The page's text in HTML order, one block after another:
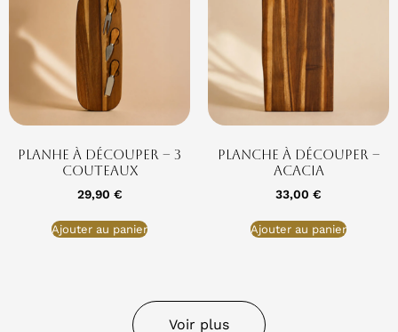
Planhe à découper – 3
Couteaux
29,90 €
Ajouter au panier
Planche à découper –
Acacia
33,00 €
Ajouter au panier
Voir plus